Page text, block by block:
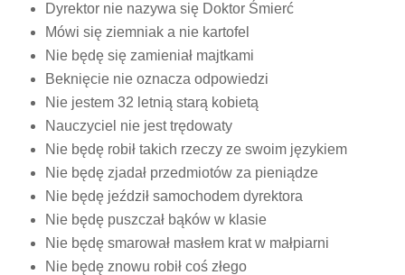
Dyrektor nie nazywa się Doktor Śmierć
Mówi się ziemniak a nie kartofel
Nie będę się zamieniał majtkami
Beknięcie nie oznacza odpowiedzi
Nie jestem 32 letnią starą kobietą
Nauczyciel nie jest trędowaty
Nie będę robił takich rzeczy ze swoim językiem
Nie będę zjadał przedmiotów za pieniądze
Nie będę jeździł samochodem dyrektora
Nie będę puszczał bąków w klasie
Nie będę smarował masłem krat w małpiarni
Nie będę znowu robił coś złego